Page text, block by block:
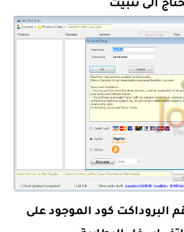
الى تثبيت
البروداكت كود الموجود على